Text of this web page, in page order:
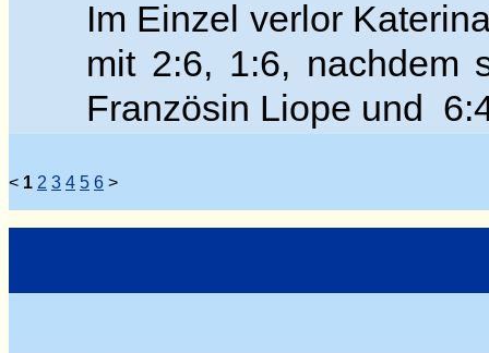
Im Einzel verlor
mit 2:6, 1:6, nachdem
Französin Liope und
< 1 2 3 4 5 6 >